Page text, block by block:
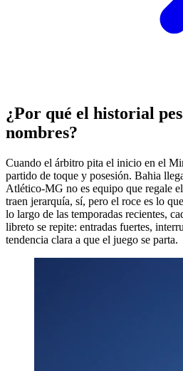
¿Por qué el historial
nombres?
Cuando el árbitro pita el inicio en el
partido de toque y posesión. Bahia
Atlético-MG no es equipo que regale
traen jerarquía, sí, pero el roce es lo
lo largo de las temporadas recientes,
libreto se repite: entradas fuertes,
tendencia clara a que el juego se parta.